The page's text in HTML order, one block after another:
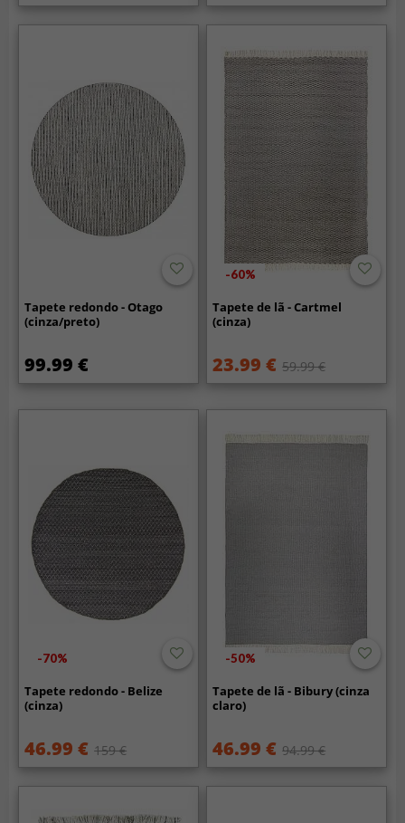
Tapete redondo - Otago
(cinza/preto)
99.99 €
-60%
Tapete de lã - Cartmel
(cinza)
23.99 € 59.99 €
-70%
Tapete redondo - Belize
(cinza)
46.99 € 159 €
-50%
Tapete de lã - Bibury (cinza
claro)
46.99 € 94.99 €